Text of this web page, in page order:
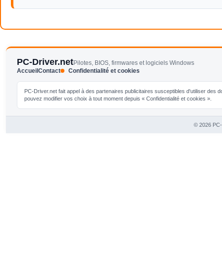
PC-Driver.netPilotes, BIOS, firmwares et logiciels Windows
Accueil Contact Confidentialité et cookies
PC-Driver.net fait appel à des partenaires publicitaires susceptibles d'utiliser
pouvez modifier vos choix à tout moment depuis « Confidentialité et cookies ».
© 2026